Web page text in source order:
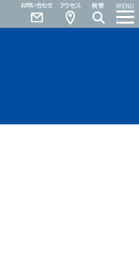
MENU
Access
Contact